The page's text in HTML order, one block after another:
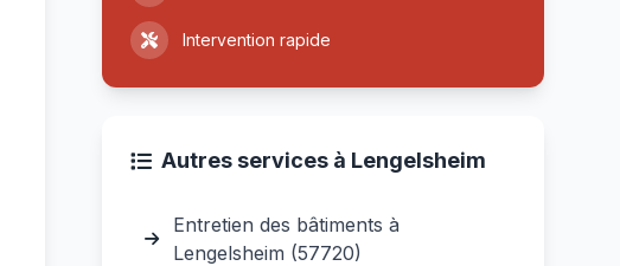
Intervention rapide
Autres services à Lengelsheim
Entretien des bâtiments à
Lengelsheim (57720)